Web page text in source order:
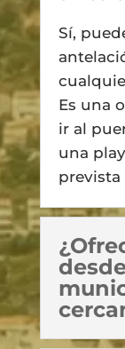
Sí,
Es una
ir al
una
prevista